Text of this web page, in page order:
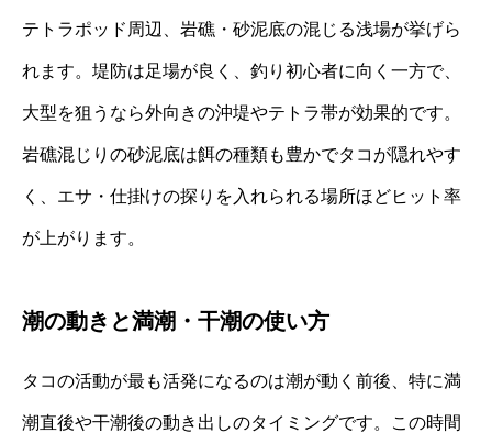
テトラポッド周辺、岩礁・砂泥底の混じる浅場が挙げら
れます。堤防は足場が良く、釣り初心者に向く一方で、
大型を狙うなら外向きの沖堤やテトラ帯が効果的です。
岩礁混じりの砂泥底は餌の種類も豊かでタコが隠れやす
く、エサ・仕掛けの探りを入れられる場所ほどヒット率
が上がります。
潮の動きと満潮・干潮の使い方
タコの活動が最も活発になるのは潮が動く前後、特に満
潮直後や干潮後の動き出しのタイミングです。この時間